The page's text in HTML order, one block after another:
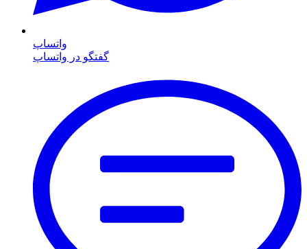
واتساپ
گفتگو در واتساپ